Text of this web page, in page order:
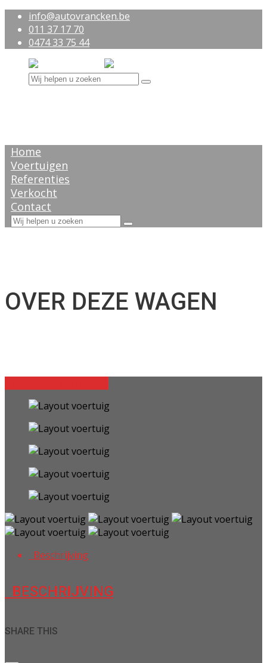
info@autovrancken.be
011 37 17 70
0474 33 75 44
Home
Voertuigen
Referenties
Verkocht
Contact
OVER DEZE WAGEN
Beschrijving
BESCHRIJVING
SHARE THIS